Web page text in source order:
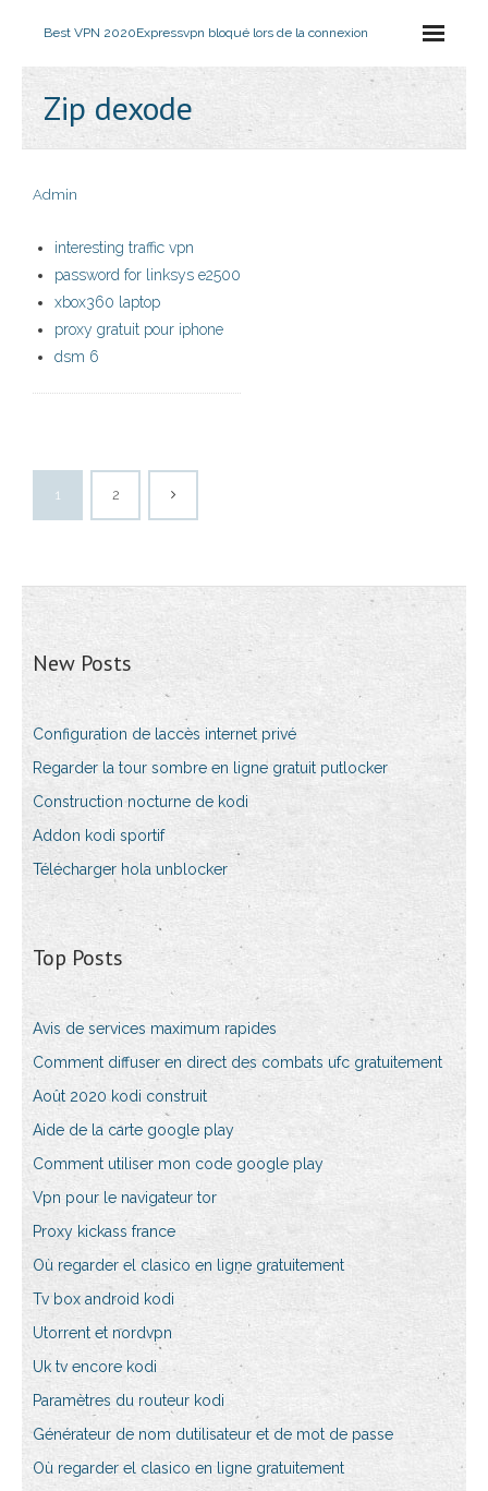
Best VPN 2020Expressvpn bloqué lors de la connexion
Zip dexode
Admin
interesting traffic vpn
password for linksys e2500
xbox360 laptop
proxy gratuit pour iphone
dsm 6
1 2
New Posts
Configuration de laccès internet privé
Regarder la tour sombre en ligne gratuit putlocker
Construction nocturne de kodi
Addon kodi sportif
Télécharger hola unblocker
Top Posts
Avis de services maximum rapides
Comment diffuser en direct des combats ufc gratuitement
Août 2020 kodi construit
Aide de la carte google play
Comment utiliser mon code google play
Vpn pour le navigateur tor
Proxy kickass france
Où regarder el clasico en ligne gratuitement
Tv box android kodi
Utorrent et nordvpn
Uk tv encore kodi
Paramètres du routeur kodi
Générateur de nom dutilisateur et de mot de passe
Où regarder el clasico en ligne gratuitement